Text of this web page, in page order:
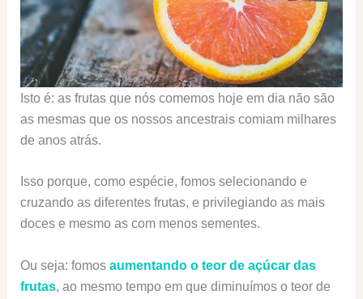
Isto é: as frutas que nós comemos hoje em dia não são
as mesmas que os nossos ancestrais comiam milhares
de anos atrás.
Isso porque, como espécie, fomos selecionando e
cruzando as diferentes frutas, e privilegiando as mais
doces e mesmo as com menos sementes.
Ou seja: fomos aumentando o teor de açúcar das
frutas, ao mesmo tempo em que diminuímos o teor de